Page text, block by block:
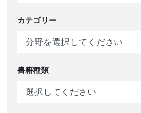
カテゴリー
書籍種類